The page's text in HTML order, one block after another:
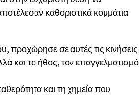
καθοριστικά κομμάτια
προχώρησε σε αυτές τις κινήσεις
και το ήθος, τον επαγγελματισμό
και τη χημεία που